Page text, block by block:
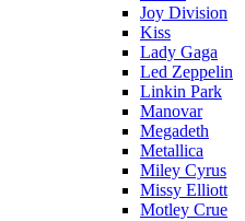
Joy Division
Kiss
Lady Gaga
Led Zeppelin
Linkin Park
Manovar
Megadeth
Metallica
Miley Cyrus
Missy Elliott
Motley Crue